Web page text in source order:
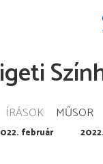
ÍRÁSOK MŰSOR
február